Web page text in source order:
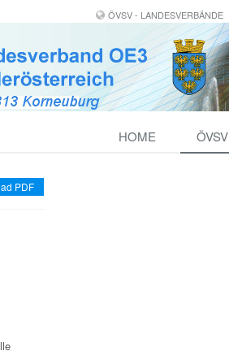
ÖVSV - LANDESVERBÄNDE
HOME ÖVSV
PDF